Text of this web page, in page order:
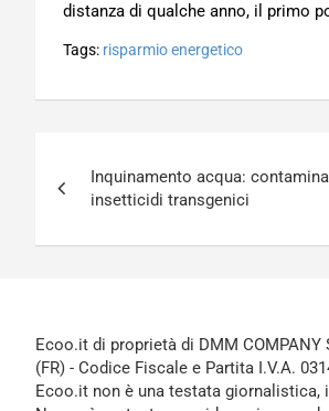
distanza di qualche anno, il primo
Tags: risparmio energetico
articoli
Inquinamento acqua:
insetticidi transgenici
Ecoo.it di proprietà di DMM
(FR) - Codice Fiscale e Partita I.V.A.
Ecoo.it non è una testata giornalistica,